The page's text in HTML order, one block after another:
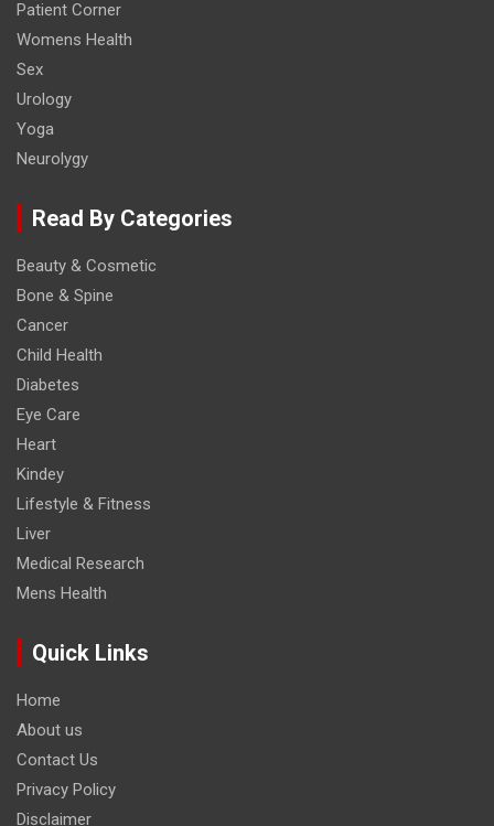
Patient Corner
Womens Health
Sex
Urology
Yoga
Neurolygy
Read By Categories
Beauty & Cosmetic
Bone & Spine
Cancer
Child Health
Diabetes
Eye Care
Heart
Kindey
Lifestyle & Fitness
Liver
Medical Research
Mens Health
Quick Links
Home
About us
Contact Us
Privacy Policy
Disclaimer